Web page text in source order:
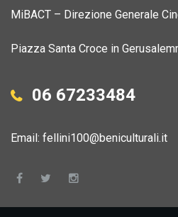
MiBACT – Direzione Generale
Piazza Santa Croce in
06 67233484
Email: fellini100@beniculturali.it